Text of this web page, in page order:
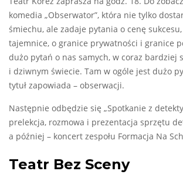
komedia „Obserwator”, która nie tylko
śmiechu, ale zadaje pytania o cenę
tajemnice, o granice prywatności i granice
dużo pytań o nas samych, w coraz bardziej
i dziwnym świecie. Tam w ogóle jest dużo
tytuł zapowiada – obserwacji.
Następnie odbędzie się „Spotkanie z
prelekcja, rozmowa i prezentacja sprzętu
a później – koncert zespołu Formacja Na
Teatr Bez Sceny